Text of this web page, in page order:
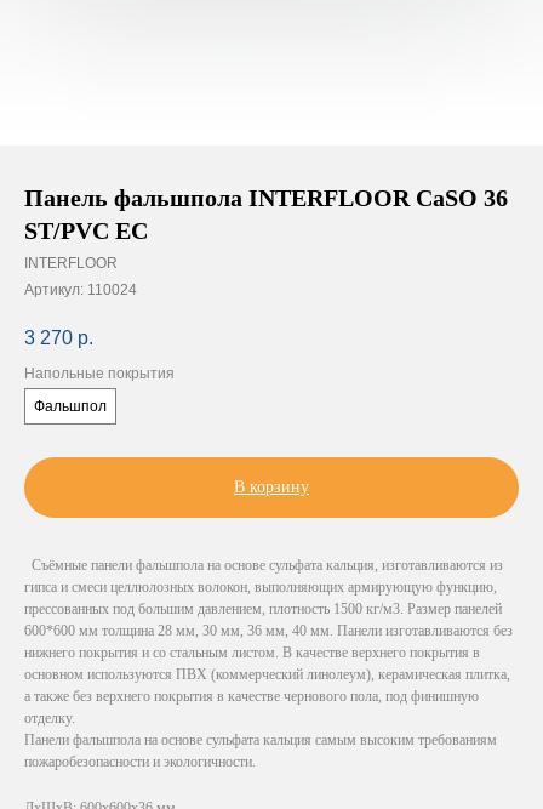
Панель фальшпола INTERFLOOR CaSO 36
ST/PVC EC
INTERFLOOR
Артикул: 110024
3 270 р.
Напольные покрытия
Фальшпол
В корзину
Съёмные панели фальшпола на основе сульфата кальция, изготавливаются из
гипса и смеси целлюлозных волокон, выполняющих армирующую функцию,
прессованных под большим давлением, плотность 1500 кг/м3. Размер панелей
600*600 мм толщина 28 мм, 30 мм, 36 мм, 40 мм. Панели изготавливаются без
нижнего покрытия и со стальным листом. В качестве верхнего покрытия в
основном используются ПВХ (коммерческий линолеум), керамическая плитка,
а также без верхнего покрытия в качестве чернового пола, под финишную
отделку.
Панели фальшпола на основе сульфата кальция самым высоким требованиям
пожаробезопасности и экологичности.